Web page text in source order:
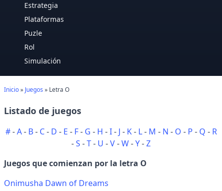
Estrategia
Plataformas
Puzle
Rol
Simulación
Inicio» Juegos » Letra O
Listado de juegos
#-A- B- C- D - E - F- G - H -I- J - K- L- M - N - O - P - Q - R
-S -T- U -V-W-Y-Z
Juegos que comienzan por la letra O
Onimusha Dawn of Dreams